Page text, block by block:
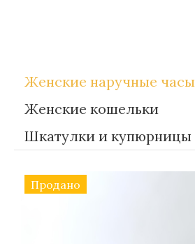
Женские наручные часы
Женские кошельки
Шкатулки и купюрницы
Продано